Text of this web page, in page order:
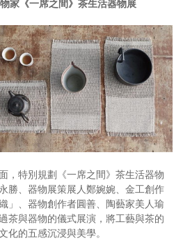
家《一席之間》茶生活器物展
，特別規劃《一席之間》茶生活器物
勝、器物展策展人鄭婉婉、金工創作
」、器物創作者圓善、陶藝家美人瑜
茶與器物的儀式展演，將工藝與茶的
化的五感沉浸與美學。